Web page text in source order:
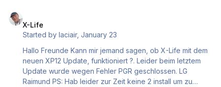
(bei Verwendung der A350 und auch der B767 von
Flightfactor). Ein weiteres Phänomen ist, dass sich X-
x-Plane beenden aktivi…
X-Life
Started bylaciair,January 23
Hallo Freunde Kann mir jemand sagen, ob X-Life mit dem
neuen XP12 Update, funktioniert ?. Leider beim letztem
Update wurde wegen Fehler PGR geschlossen. LG
Raimund PS: Hab leider zur Zeit keine 2 install um zu